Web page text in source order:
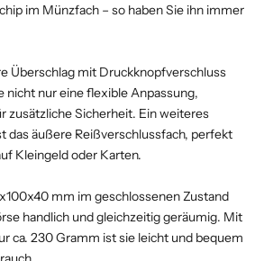
im Münzfach – so haben Sie ihn immer
Überschlag mit Druckknopfverschluss
nicht nur eine flexible Anpassung,
zusätzliche Sicherheit. Ein weiteres
das äußere Reißverschlussfach, perfekt
Kleingeld oder Karten.
mm im geschlossenen Zustand
handlich und gleichzeitig geräumig. Mit
ca. 230 Gramm ist sie leicht und bequem